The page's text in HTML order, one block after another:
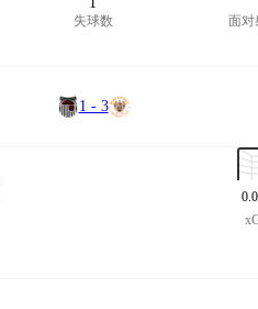
失球数 面对
1 - 3